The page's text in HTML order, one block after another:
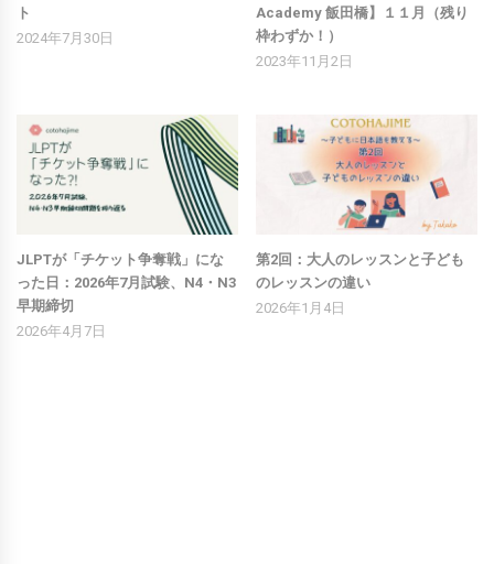
ト
2024年7月30日
Academy 飯田橋】１１月（残り
枠わずか！）
2023年11月2日
JLPTが「チケット争奪戦」にな
った日：2026年7月試験、N4・N3
早期締切
2026年4月7日
第2回：大人のレッスンと子ども
のレッスンの違い
2026年1月4日